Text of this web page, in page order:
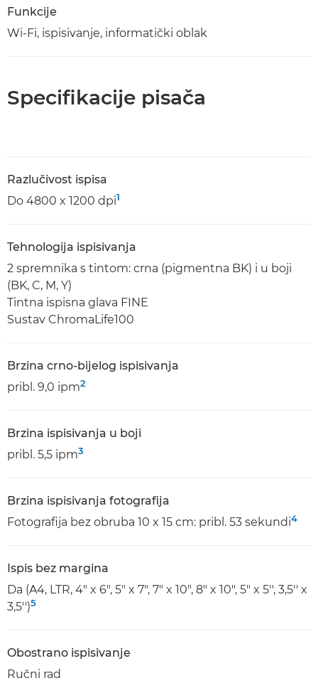
Funkcije
Wi-Fi, ispisivanje, informatički oblak
Specifikacije pisača
Razlučivost ispisa
Do 4800 x 1200 dpi1
Tehnologija ispisivanja
2 spremnika s tintom: crna (pigmentna BK) i u boji
(BK, C, M, Y)
Tintna ispisna glava FINE
Sustav ChromaLife100
Brzina crno-bijelog ispisivanja
pribl. 9,0 ipm2
Brzina ispisivanja u boji
pribl. 5,5 ipm3
Brzina ispisivanja fotografija
Fotografija bez obruba 10 x 15 cm: pribl. 53 sekundi4
Ispis bez margina
Da (A4, LTR, 4" x 6", 5" x 7", 7" x 10", 8" x 10", 5" x 5'', 3,5'' x
3,5'')5
Obostrano ispisivanje
Ručni rad